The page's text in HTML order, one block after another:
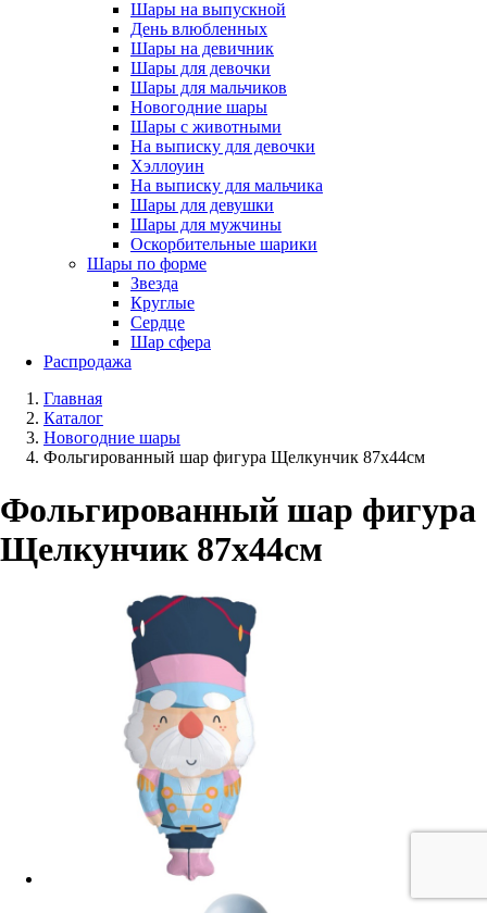
Шары на выпускной
День влюбленных
Шары на девичник
Шары для девочки
Шары для мальчиков
Новогодние шары
Шары с животными
На выписку для девочки
Хэллоуин
На выписку для мальчика
Шары для девушки
Шары для мужчины
Оскорбительные шарики
Шары по форме
Звезда
Круглые
Сердце
Шар сфера
Распродажа
Главная
Каталог
Новогодние шары
Фольгированный шар фигура Щелкунчик 87х44см
Фольгированный шар фигура
Щелкунчик 87х44см